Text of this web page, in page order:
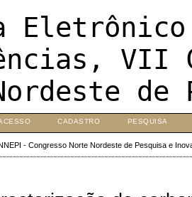
VII
de
CADASTRO PESQUISA
- Congresso Norte Nordeste de Pesquisa e